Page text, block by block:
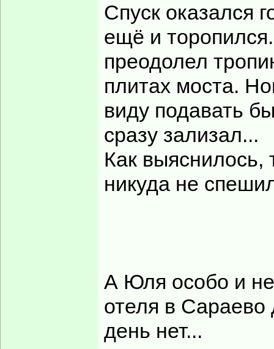
Спуск оказался
ещё и
преодолел
плитах моста.
виду подавать
сразу зализал...
Как выяснилось,
никуда не
А Юля особо и
отеля в Сараево
день нет...